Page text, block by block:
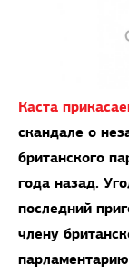
Каста
скандале о
британского
года назад.
последний
члену